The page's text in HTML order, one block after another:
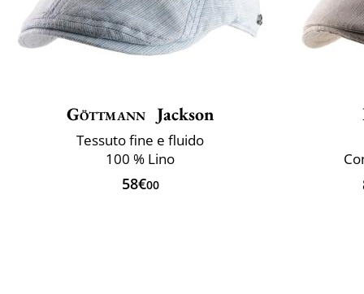
Göttmann Jackson
Tessuto fine e fluido
100 % Lino
58€00